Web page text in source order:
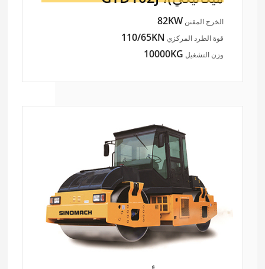
الخرج المقنن82KW
قوة الطرد المركزي 110/65KN
وزن التشغيل 10000KG